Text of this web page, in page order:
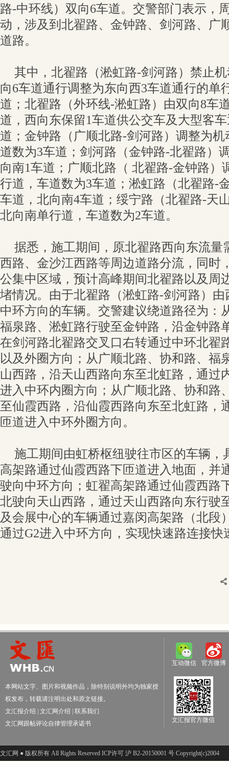
路-中环线）双向6车道。交警部门表示，
动，涉及到北翟路、金钟路、剑河路、广
道路。
其中，北翟路（淞虹路-剑河路）禁止
向6车道通行调整为东向西3车道通行的单
道；北翟路（外环线-淞虹路）由双向8车
道，西向东保留1车道供公交车及大型客
道；金钟路（广顺北路-剑河路）调整为
道数为3车道；剑河路（金钟路-北翟路）
向南1车道；广顺北路（ 北翟路-金钟路）
行道，车道数为3车道；淞虹路（北翟路-
车道，北向南4车道；绥宁路（北翟路-天
北向南单行道，车道数为2车道。
据悉，施工期间，原北翟路西向东流量
西路、金沙江西路等周边道路分流，同时
公集中区域，预计高峰期间北翟路以及周
堵情况。由于北翟路（淞虹路-剑河路）
中环方向的车辆。交警建议绕道路径为：
福泉路、淞虹路行驶至金钟路，沿金钟路
在剑河路北翟路交叉口右转通过中环北翟
以及外圈方向；从广顺北路、协和路、福
山西路，沿天山西路向东至北虹路，通过
进入中环内圈方向；从广顺北路、协和路
至仙霞西路，沿仙霞西路向东至北虹路，
匝道进入中环外圈方向。
施工期间由虹桥枢纽驶往市区的车辆，
高架路通过仙霞西路下匝道进入地面，并
驶向中环方向；虹翟高架路通过仙霞西路
北驶向天山西路，通过天山西路向东行驶
及会展中心的车辆通过嘉闵高架路（北段
通过G2进入中环方向，实现快速路连接快
本网站文字、图片和视频作品，除特别说明外均为独家授
权发布，转载请注明出处和原文链接。
文汇报介绍
文汇网介绍
联系我们
文汇网跟帖评论自律管理承诺书
互动微信 官方微博
文汇报官方微信
文汇网 ● 版权所有 All Rights Reserved ICP许可 沪 B2-20150001 号 Copyright(c)2004